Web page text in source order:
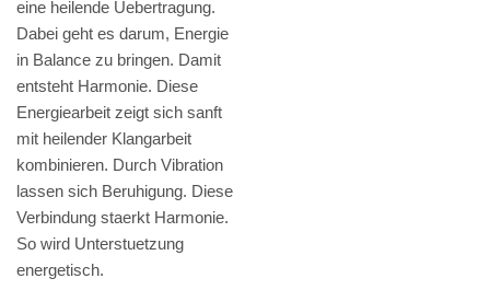
eine heilende Uebertragung.
Dabei geht es darum, Energie
in Balance zu bringen. Damit
entsteht Harmonie. Diese
Energiearbeit zeigt sich sanft
mit heilender Klangarbeit
kombinieren. Durch Vibration
lassen sich Beruhigung. Diese
Verbindung staerkt Harmonie.
So wird Unterstuetzung
energetisch.